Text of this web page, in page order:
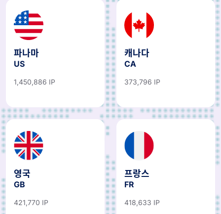
파나마
US
1,450,886 IP
캐나다
CA
373,796 IP
영국
GB
421,770 IP
프랑스
FR
418,633 IP